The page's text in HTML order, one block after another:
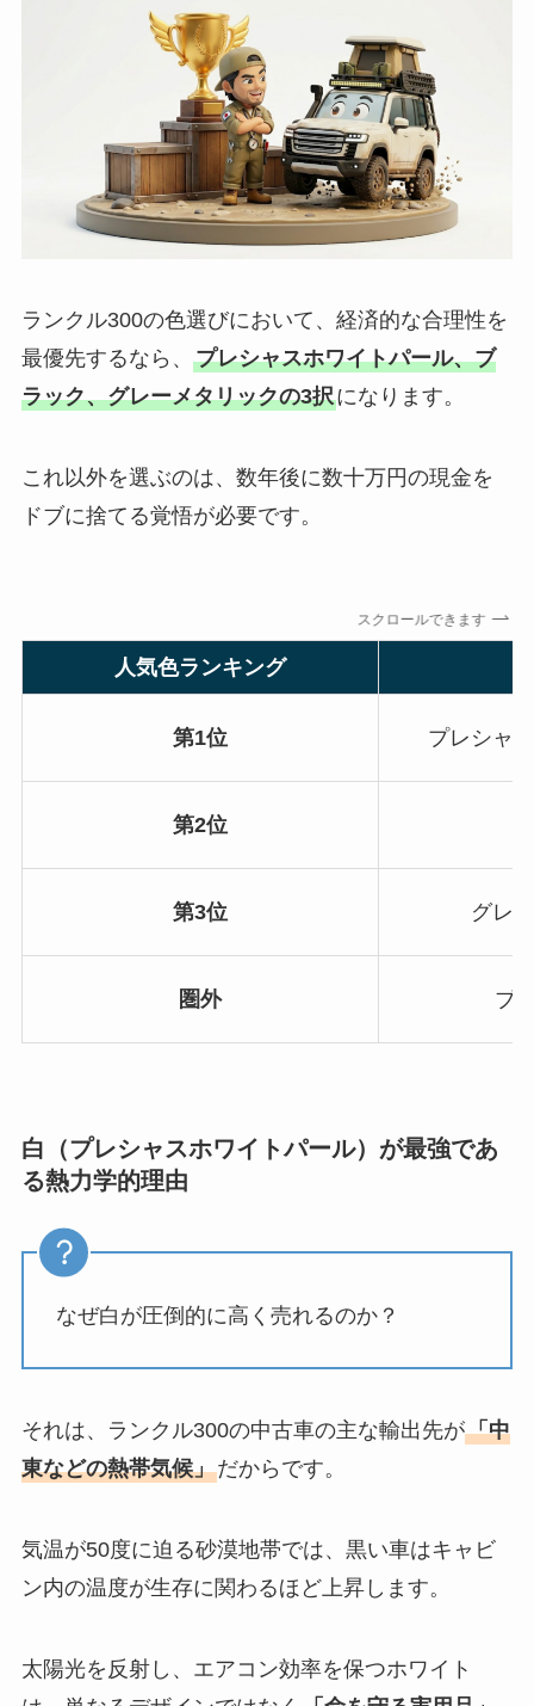
ランクル300の色選びにおいて、経済的な合理性を
最優先するなら、 プレシャスホワイトパール、ブ
ラック、グレーメタリックの3択になります。
これ以外を選ぶのは、数年後に数十万円の現金を
ドブに捨てる覚悟が必要です。
スクロールできます
人気色ランキング
第1位 プレシャ
第2位
第3位 グレ
圏外 ブ
白（プレシャスホワイトパール）が最強であ
る熱力学的理由
なぜ白が圧倒的に高く売れるのか？
それは、ランクル300の中古車の主な輸出先が「中
東などの熱帯気候」だからです。
気温が50度に迫る砂漠地帯では、黒い車はキャビ
ン内の温度が生存に関わるほど上昇します。
太陽光を反射し、エアコン効率を保つホワイト